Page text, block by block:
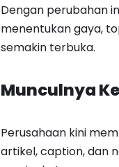
Dengan perubahan
menentukan gaya,
semakin terbuka.
Munculnya
Perusahaan kini
artikel, caption, dan